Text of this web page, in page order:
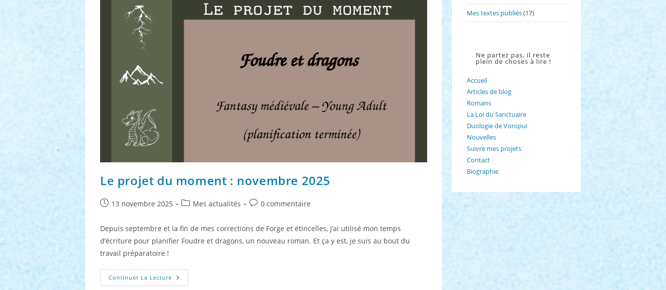
Le projet du moment : novembre 2025
Publication
13 novembre 2025
PostMes actualités
Commentaires
publication :
0 commentaire
Depuis septembre et la fin de mes corrections de Forge et étincelles, j’ai utilisé mon temps
d’écriture pour planifier Foudre et dragons, un nouveau roman. Et ça y est, je suis au bout du
travail préparatoire !
Continuer La Lecture Le
Projet
Mes textes publiés(17)
Ne partez pas, il reste
plein de choses à lire !
Accueil
Articles de blog
Romans
La Loi du Sanctuaire
Duologie de Voropui
Nouvelles
Suivre mes projets
Contact
Biographie